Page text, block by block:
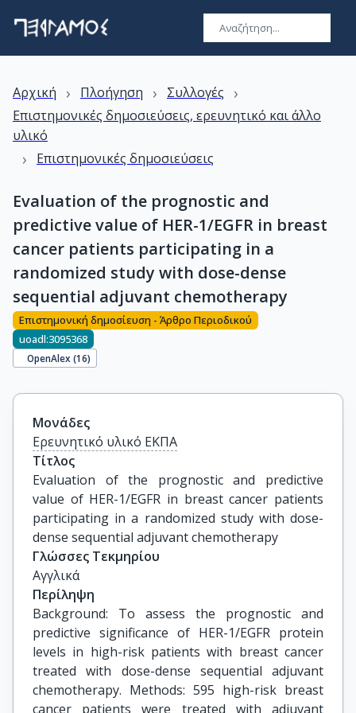
Αρχική › Πλοήγηση › Συλλογές ›
Επιστημονικές δημοσιεύσεις, ερευνητικό και άλλο
υλικό
› Επιστημονικές δημοσιεύσεις
Evaluation of the prognostic and
predictive value of HER-1/EGFR in breast
cancer patients participating in a
randomized study with dose-dense
sequential adjuvant chemotherapy
Επιστημονική δημοσίευση - Άρθρο Περιοδικού
uoadl:3095368
OpenAlex (16)
Μονάδες
Ερευνητικό υλικό ΕΚΠΑ
Τίτλος
Evaluation of the prognostic and predictive
value of HER-1/EGFR in breast cancer patients
participating in a randomized study with dose-
dense sequential adjuvant chemotherapy
Γλώσσες Τεκμηρίου
Αγγλικά
Περίληψη
Background: To assess the prognostic and
predictive significance of HER-1/EGFR protein
levels in high-risk patients with breast cancer
treated with dose-dense sequential adjuvant
chemotherapy. Methods: 595 high-risk breast
cancer patients were treated with adjuvant